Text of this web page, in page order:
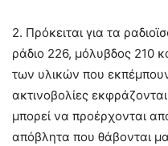
2. Πρόκειται για τα
ράδιο 226, μόλυβδος 210
των υλικών που
ακτινοβολίες
μπορεί να προέρχονται
απόβλητα που θάβονται